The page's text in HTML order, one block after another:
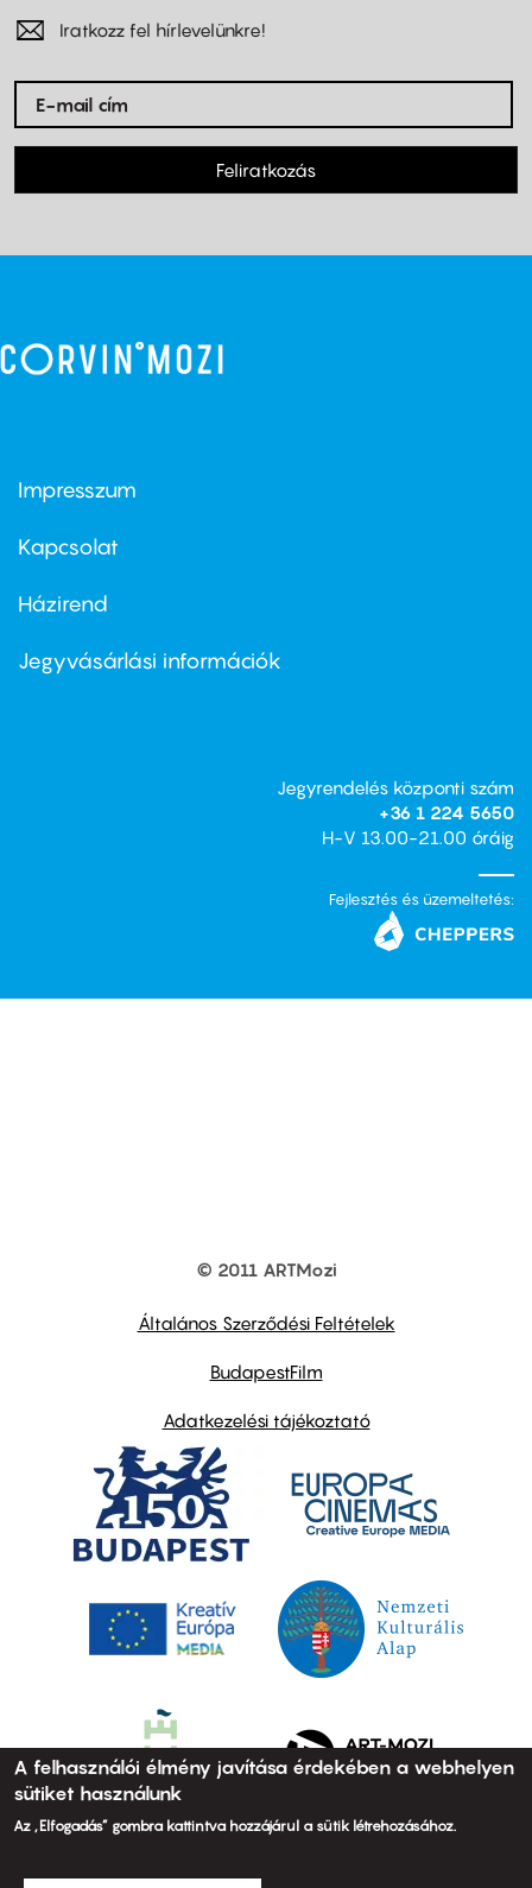
Iratkozz fel hírlevelünkre!
Feliratkozás
Footer
first
Impresszum
Kapcsolat
Footer
second
Házirend
Jegyvásárlási információk
Jegyrendelés központi szám
+36 1 224 5650
H-V 13.00-21.00 óráig
Fejlesztés és üzemeltetés:
© 2011 ARTMozi
Általános Szerződési Feltételek
BudapestFilm
Adatkezelési tájékoztató
A felhasználói élmény javítása érdekében a webhelyen
sütiket használunk
Az „Elfogadás” gombra kattintva hozzájárul a sütik létrehozásához.